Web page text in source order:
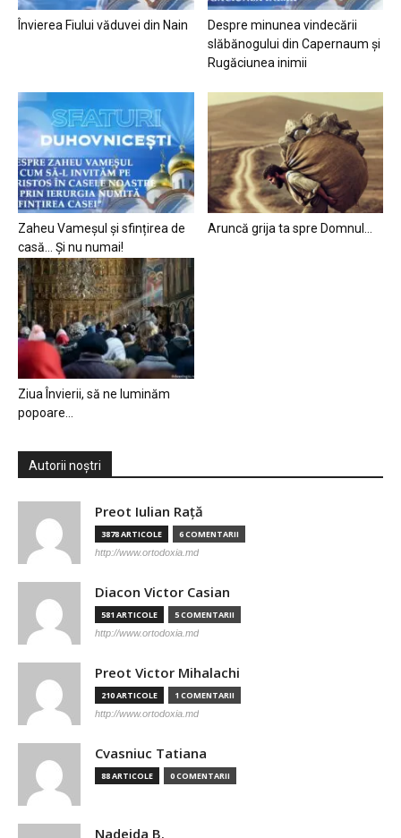
Învierea Fiului văduvei din Nain
Despre minunea vindecării
slăbănogului din Capernaum și
Rugăciunea inimii
Zaheu Vameșul și sfințirea de
casă… Și nu numai!
Aruncă grija ta spre Domnul…
Ziua Învierii, să ne luminăm
popoare…
Autorii noștri
Preot Iulian Raţă
3878 ARTICOLE 6 COMENTARII
http://www.ortodoxia.md
Diacon Victor Casian
581 ARTICOLE 5 COMENTARII
http://www.ortodoxia.md
Preot Victor Mihalachi
210 ARTICOLE 1 COMENTARII
http://www.ortodoxia.md
Cvasniuc Tatiana
88 ARTICOLE 0 COMENTARII
Nadejda B.